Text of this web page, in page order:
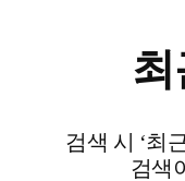
검색 시 ‘최
검색